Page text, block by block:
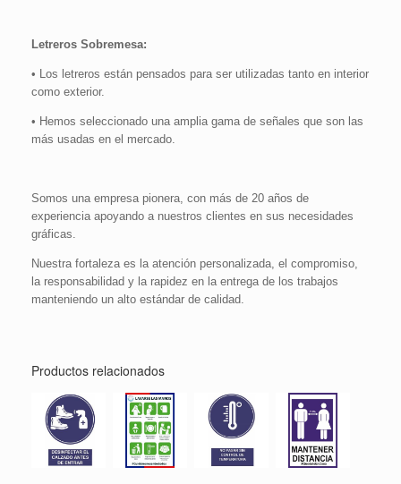
Letreros Sobremesa:
• Los letreros están pensados para ser utilizadas tanto en interior
como exterior.
• Hemos seleccionado una amplia gama de señales que son las
más usadas en el mercado.
Somos una empresa pionera, con más de 20 años de
experiencia apoyando a nuestros clientes en sus necesidades
gráficas.
Nuestra fortaleza es la atención personalizada, el compromiso,
la responsabilidad y la rapidez en la entrega de los trabajos
manteniendo un alto estándar de calidad.
Productos relacionados